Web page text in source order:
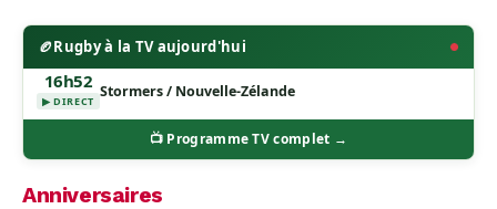
🏉Rugby à la TV aujourd'hui
16h52
▶ DIRECT
Stormers / Nouvelle-Zélande
📺 Programme TV complet →
Anniversaires